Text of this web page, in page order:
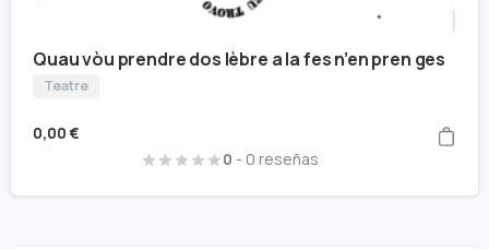
Quau vòu prendre dos lèbre a la fes n’en pren ges
Teatre
0,00 €
0 - 0 reseñas